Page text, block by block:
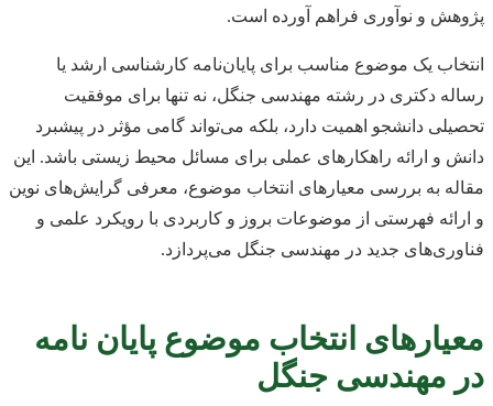
پژوهش و نوآوری فراهم آورده است.
انتخاب یک موضوع مناسب برای پایان‌نامه کارشناسی ارشد یا
رساله دکتری در رشته مهندسی جنگل، نه تنها برای موفقیت
تحصیلی دانشجو اهمیت دارد، بلکه می‌تواند گامی مؤثر در پیشبرد
دانش و ارائه راهکارهای عملی برای مسائل محیط زیستی باشد. این
مقاله به بررسی معیارهای انتخاب موضوع، معرفی گرایش‌های نوین
و ارائه فهرستی از موضوعات بروز و کاربردی با رویکرد علمی و
فناوری‌های جدید در مهندسی جنگل می‌پردازد.
معیارهای انتخاب موضوع پایان نامه
در مهندسی جنگل